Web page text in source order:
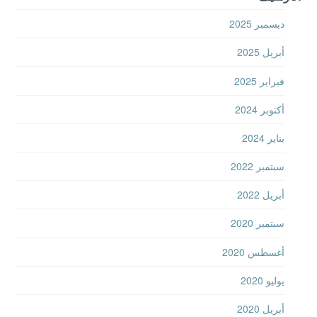
ديسمبر 2025
أبريل 2025
فبراير 2025
أكتوبر 2024
يناير 2024
سبتمبر 2022
أبريل 2022
سبتمبر 2020
أغسطس 2020
يوليو 2020
أبريل 2020